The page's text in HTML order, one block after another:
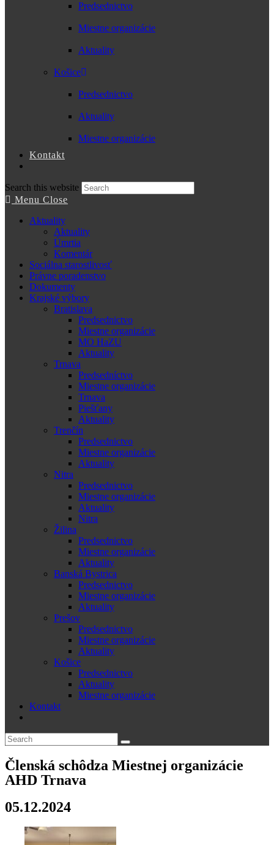
Predsednictvo
Miestne organizácie
Aktuality
Košice
Predsednictvo
Aktuality
Miestne organizácie
Kontakt
Search this website
Menu Close
Aktuality
Aktuality
Úmrtia
Komentár
Sociálna starostlivosť
Právne poradenstvo
Dokumenty
Krajské výbory
Bratislava
Predsednictvo
Miestne organizácie
MO HaZU
Aktuality
Trnava
Predsedníctvo
Miestne organizácie
Trnava
Piešťany
Aktuality
Trenčín
Predsednictvo
Miestne organizácie
Aktuality
Nitra
Predsednictvo
Miestne organizácie
Aktuality
Nitra
Žilina
Predsednictvo
Miestne organizácie
Aktuality
Banská Bystrica
Predsednictvo
Miestne organizácie
Aktuality
Prešov
Predsednictvo
Miestne organizácie
Aktuality
Košice
Predsednictvo
Aktuality
Miestne organizácie
Kontakt
Členská schôdza Miestnej organizácie
AHD Trnava
05.12.2024